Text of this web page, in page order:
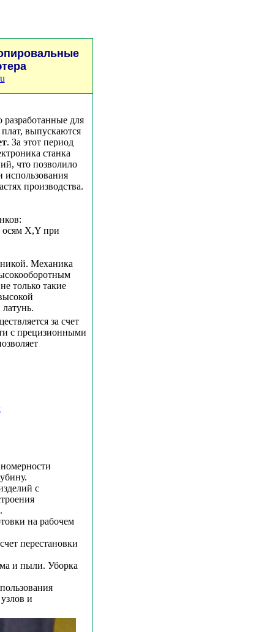
для
выпускаются
. За этот период
станка
что позволило
использования
производства.
осям Х,Y при
Механика
только такие
за счет
с прецизионными
с
на рабочем
перестановки
и пыли. Уборка
и